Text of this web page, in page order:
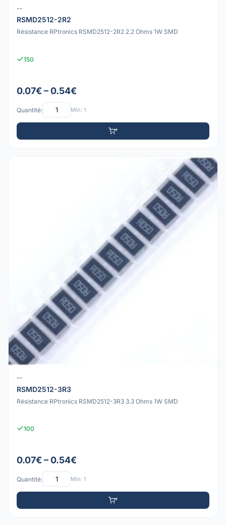
--
RSMD2512-2R2
Résistance RPtronics RSMD2512-2R2 2.2 Ohms 1W SMD
150
0.07€ – 0.54€
Quantité: Min: 1
--
RSMD2512-3R3
Résistance RPtronics RSMD2512-3R3 3.3 Ohms 1W SMD
100
0.07€ – 0.54€
Quantité: Min: 1